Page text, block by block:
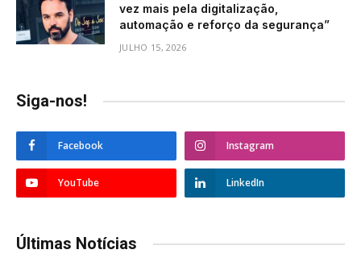
vez mais pela digitalização,
automação e reforço da segurança”
JULHO 15, 2026
Siga-nos!
Facebook Instagram
YouTube LinkedIn
Últimas Notícias